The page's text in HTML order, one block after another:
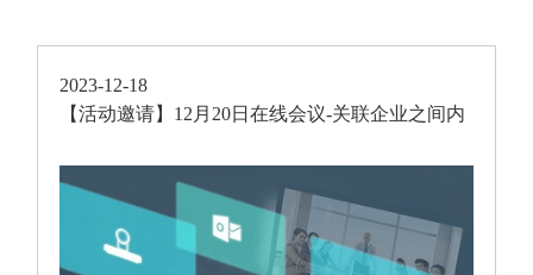
2023-12-18
【活动邀请】12月20日在线会议-关联企业之间内